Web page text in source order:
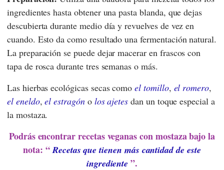
ingredientes hasta obtener una pasta blanda, que dejas
descubierta durante medio día y revuelves de vez en
cuando. Esto da como resultado una fermentación natural.
La preparación se puede dejar macerar en frascos con
tapa de rosca durante tres semanas o más.
Las hierbas ecológicas secas comoel tomillo, el romero,
el eneldo,el estragóno los ajetes dan un toque especial a
la mostaza.
Podrás encontrar recetas veganas con mostaza bajo la
nota: “Recetas que tienen más cantidad de este
ingrediente ”.